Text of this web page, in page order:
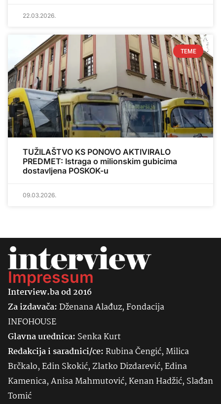
22.03.2026.
TEME
TUŽILAŠTVO KS PONOVO AKTIVIRALO
PREDMET: Istraga o milionskim gubicima
dostavljena POSKOK-u
09.03.2026.
Impressum
Interview.ba od 2016
Za izdavača:Dženana Alađuz, Fondacija
INFOHOUSE
Glavna urednica: SenkaKurt
Redakcija i saradnici/ce:Rubina Čengić, Milica
Brčkalo, Edin Skokić, Zlatko Dizdarević, Edina
Kamenica, Anisa Mahmutović, Kenan Hadžić, Slađan
Tomić